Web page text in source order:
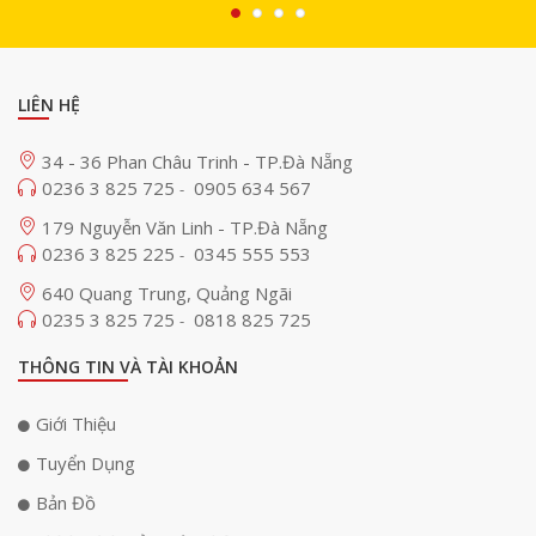
thay đổi lực nhấn ở hai cò L2/R2 tùy theo hành động như bắn súng
hoặc đua xe. Điều này giúp người chơi cảm nhận rõ sự khác biệt giữa
chiều sâu hơn so với tay cầm truyền thống.
Cảm biến và điều khiển chính xác
LIÊN HỆ
34 - 36 Phan Châu Trinh - TP.Đà Nẵng
0236 3 825 725 - 0905 634 567
179 Nguyễn Văn Linh - TP.Đà Nẵng
0236 3 825 225 - 0345 555 553
640 Quang Trung, Quảng Ngãi
0235 3 825 725 - 0818 825 725
THÔNG TIN VÀ TÀI KHOẢN
Giới Thiệu
Tuyển Dụng
Bản Đồ